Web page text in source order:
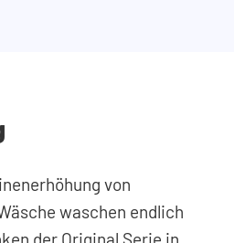
von
waschen endlich